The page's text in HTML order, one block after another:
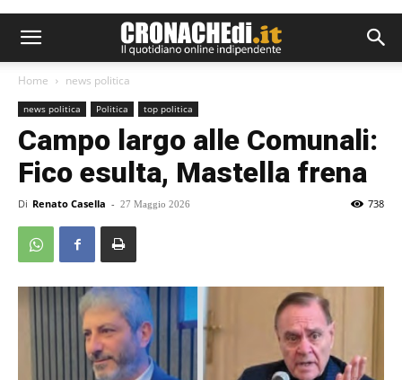
Home news politica
news politica Politica top politica
Campo largo alle Comunali:
Fico esulta, Mastella frena
Di Renato Casella - 27 Maggio 2026 738